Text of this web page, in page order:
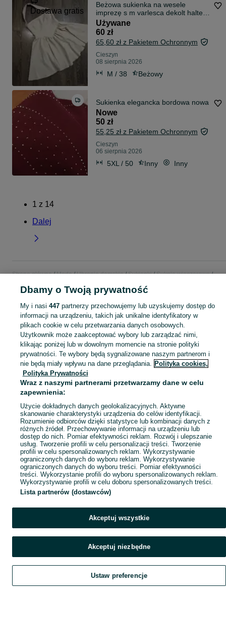
Dostawa gratis
Beżowa sukienka na wesele
imprezę s m varlesca dekolt halter
chic krótka
Używane
60 zł
65,60 zł z Pakietem Ochronnym
Cieszyn
08 sierpnia 2026
M / 38 Beżowy
Sukienka elegancka bordowa nowa
Nowe
50 zł
55,25 zł z Pakietem Ochronnym
Cieszyn
06 sierpnia 2026
5XL / 50 Inny Inny
1 z 14
Dalej
Strona główna Moda Ubrania damskie Sukienki
Suknie wieczorowe
KATEGORIA
Szeroki wybór sukni wieczorowych damskich Cieszyn ▶️ Nowe i używane w dobrych cenach ✌ Przeglądaj i wybierz najlepszą ofertę na OLX.pl! Zobacz
Mapa kategorii
Mapa miejscowości
Mapa ministron
Szukaj Obserwujesz Dodaj Czat Konto
Dbamy o Twoją prywatność
My i nasi 447partnerzy przechowujemy lub uzyskujemy dostęp do
informacji na urządzeniu, takich jak unikalne identyfikatory w
plikach cookie w celu przetwarzania danych osobowych.
Użytkownik może zaakceptować wybory lub zarządzać nimi,
klikając poniżej lub w dowolnym momencie na stronie polityki
prywatności. Te wybory będą sygnalizowane naszym partnerom i
nie będą miały wpływu na dane przeglądania. Polityka cookies,
Polityka Prywatności
Wraz z naszymi partnerami przetwarzamy dane w celu
zapewnienia:
Użycie dokładnych danych geolokalizacyjnych. Aktywne
skanowanie charakterystyki urządzenia do celów identyfikacji.
Rozumienie odbiorców dzięki statystyce lub kombinacji danych z
różnych źródeł. Przechowywanie informacji na urządzeniu lub
dostęp do nich. Pomiar efektywności reklam. Rozwój i ulepszanie
usług. Tworzenie profili w celu personalizacji treści. Tworzenie
profili w celu spersonalizowanych reklam. Wykorzystywanie
ograniczonych danych do wyboru reklam. Wykorzystywanie
ograniczonych danych do wyboru treści. Pomiar efektywności
treści. Wykorzystanie profili do wyboru spersonalizowanych reklam.
Wykorzystywanie profili w celu doboru spersonalizowanych treści.
Lista partnerów (dostawców)
Akceptuj wszystkie
Akceptuj niezbędne
Ustaw preferencje